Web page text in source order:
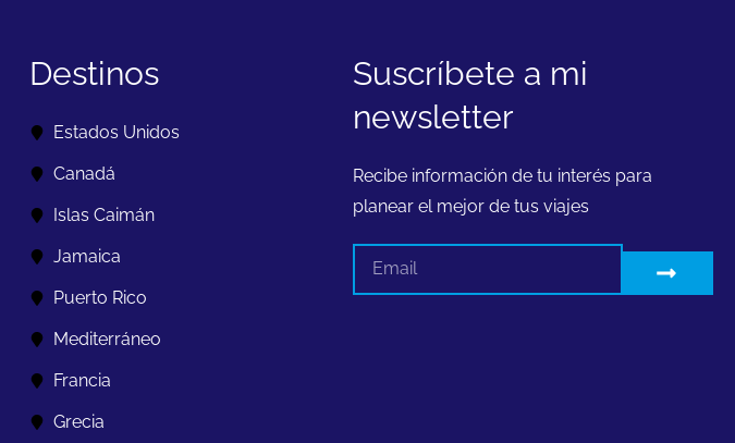
Destinos
Estados Unidos
Canadá
Islas Caimán
Jamaica
Puerto Rico
Mediterráneo
Francia
Grecia
Suscríbete a mi
newsletter
Recibe información de tu interés para
planear el mejor de tus viajes